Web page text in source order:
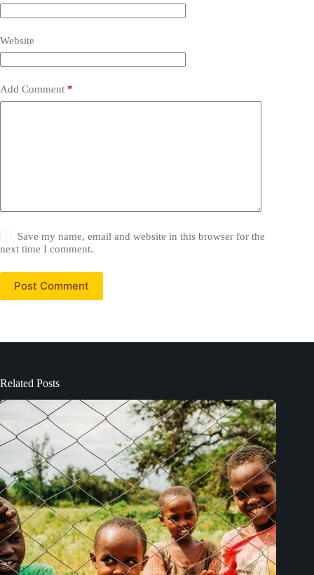
Website
Add Comment *
Save my name, email and website in this browser for the
next time I comment.
Post Comment
Related Posts